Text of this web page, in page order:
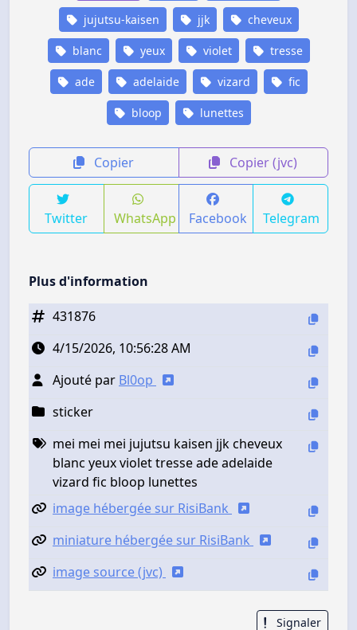
jujutsu-kaisen jjk cheveux
blanc yeux violet tresse
ade adelaide vizard fic
bloop lunettes
Copier Copier (jvc)
Twitter WhatsApp Facebook Telegram
Plus d'information
431876
4/15/2026, 10:56:28 AM
Ajouté par Bl0op
sticker
mei mei mei jujutsu kaisen jjk cheveux
blanc yeux violet tresse ade adelaide
vizard fic bloop lunettes
image hébergée sur RisiBank
miniature hébergée sur RisiBank
image source (jvc)
Signaler